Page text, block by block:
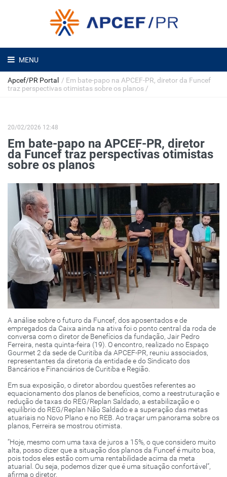
MENU
Apcef/PR Portal / Em bate-papo na APCEF-PR, diretor da Funcef
traz perspectivas otimistas sobre os planos /
20/02/2026 12:48
Em bate-papo na APCEF-PR, diretor
da Funcef traz perspectivas otimistas
sobre os planos
A análise sobre o futuro da Funcef, dos aposentados e de
empregados da Caixa ainda na ativa foi o ponto central da roda de
conversa com o diretor de Benefícios da fundação, Jair Pedro
Ferreira, nesta quinta-feira (19). O encontro, realizado no Espaço
Gourmet 2 da sede de Curitiba da APCEF-PR, reuniu associados,
representantes da diretoria da entidade e do Sindicato dos
Bancários e Financiários de Curitiba e Região.
Em sua exposição, o diretor abordou questões referentes ao
equacionamento dos planos de benefícios, como a reestruturação e
redução de taxas do REG/Replan Saldado, a estabilização e o
equilíbrio do REG/Replan Não Saldado e a superação das metas
atuariais no Novo Plano e no REB. Ao traçar um panorama sobre os
planos, Ferreira se mostrou otimista.
“Hoje, mesmo com uma taxa de juros a 15%, o que considero muito
alta, posso dizer que a situação dos planos da Funcef é muito boa,
pois todos eles estão com uma rentabilidade acima da meta
atuarial. Ou seja, podemos dizer que é uma situação confortável”,
afirma o diretor.